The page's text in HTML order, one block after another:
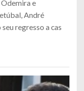
e
André
regresso a cas